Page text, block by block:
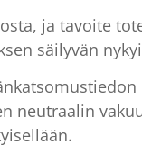
ja tavoite
säilyvän
neutraalin